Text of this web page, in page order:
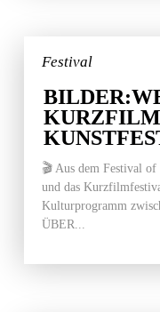
Festival
🎬 Aus dem Festival
und das
Kulturprogramm
ÜBER...